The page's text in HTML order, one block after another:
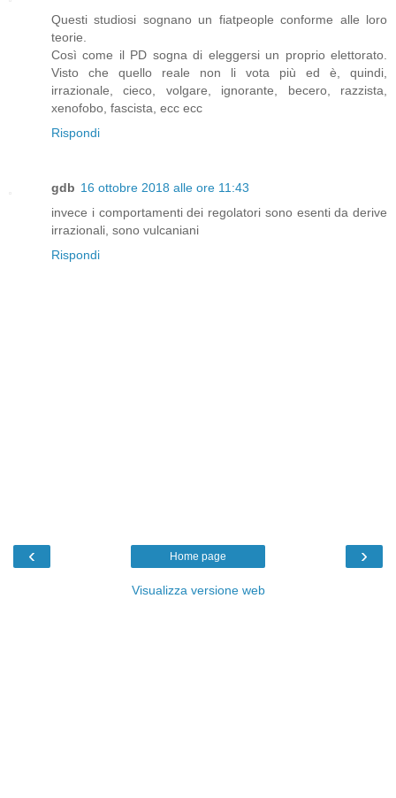
Questi studiosi sognano un fiatpeople conforme alle loro
teorie.
Così come il PD sogna di eleggersi un proprio elettorato.
Visto che quello reale non li vota più ed è, quindi,
irrazionale, cieco, volgare, ignorante, becero, razzista,
xenofobo, fascista, ecc ecc
Rispondi
gdb 16 ottobre 2018 alle ore 11:43
invece i comportamenti dei regolatori sono esenti da derive
irrazionali, sono vulcaniani
Rispondi
‹ ›
Home page
Visualizza versione web